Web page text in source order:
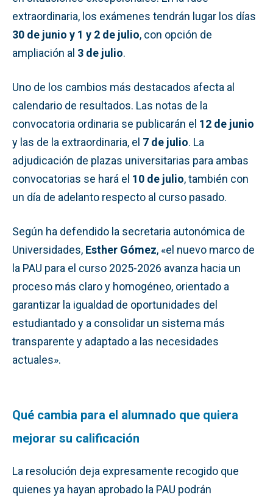
extraordinaria, los exámenes tendrán lugar los días
30 de junio y 1 y 2 de julio, con opción de
ampliación al 3 de julio.
Uno de los cambios más destacados afecta al
calendario de resultados. Las notas de la
convocatoria ordinaria se publicarán el 12 de junio
y las de la extraordinaria, el 7 de julio. La
adjudicación de plazas universitarias para ambas
convocatorias se hará el 10 de julio, también con
un día de adelanto respecto al curso pasado.
Según ha defendido la secretaria autonómica de
Universidades, Esther Gómez, «el nuevo marco de
la PAU para el curso 2025-2026 avanza hacia un
proceso más claro y homogéneo, orientado a
garantizar la igualdad de oportunidades del
estudiantado y a consolidar un sistema más
transparente y adaptado a las necesidades
actuales».
Qué cambia para el alumnado que quiera
mejorar su calificación
La resolución deja expresamente recogido que
quienes ya hayan aprobado la PAU podrán